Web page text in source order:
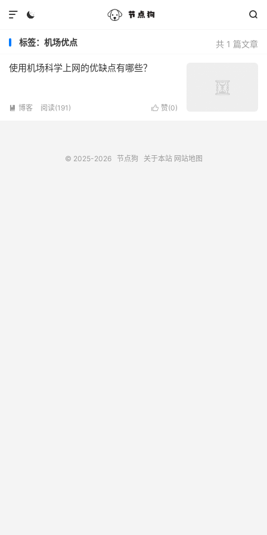
 

共 1 篇文章
标签：机场优点
使用机场科学上网的优缺点有哪些？
 赞(0)
 博客 阅读(191)
© 2025-2026 节点狗 关于本站 网站地图